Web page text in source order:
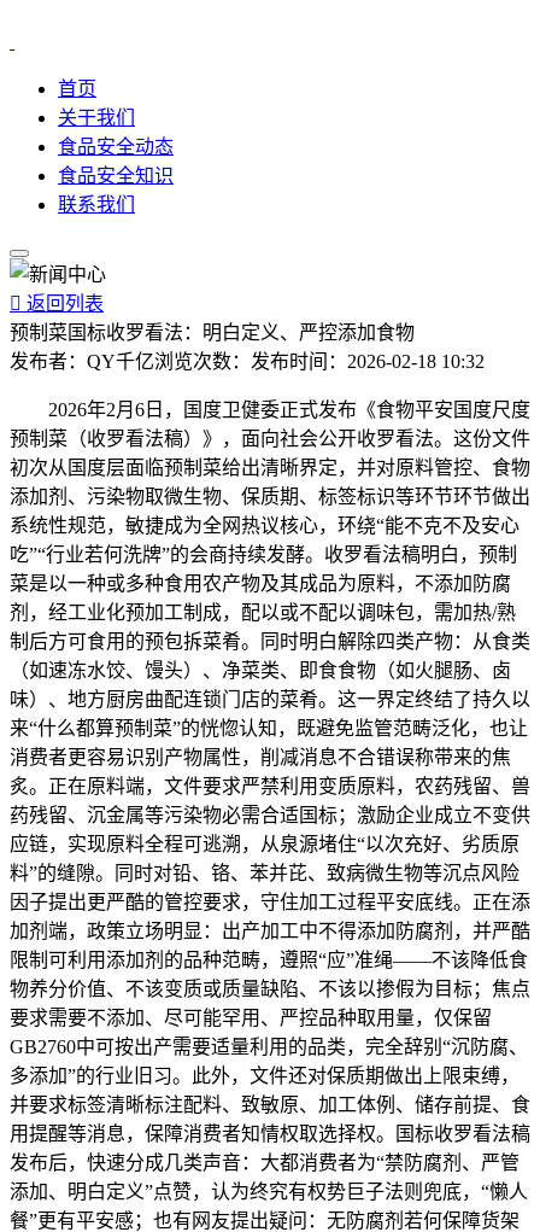
首页
关于我们
食品安全动态
食品安全知识
联系我们
 返回列表
预制菜国标收罗看法：明白定义、严控添加食物
发布者： QY千亿浏览次数： 发布时间： 2026-02-18 10:32
2026年2月6日，国度卫健委正式发布《食物平安国度尺度
预制菜（收罗看法稿）》，面向社会公开收罗看法。这份文件
初次从国度层面临预制菜给出清晰界定，并对原料管控、食物
添加剂、污染物取微生物、保质期、标签标识等环节环节做出
系统性规范，敏捷成为全网热议核心，环绕“能不克不及安心
吃”“行业若何洗牌”的会商持续发酵。收罗看法稿明白，预制
菜是以一种或多种食用农产物及其成品为原料，不添加防腐
剂，经工业化预加工制成，配以或不配以调味包，需加热/熟
制后方可食用的预包拆菜肴。同时明白解除四类产物：从食类
（如速冻水饺、馒头）、净菜类、即食食物（如火腿肠、卤
味）、地方厨房曲配连锁门店的菜肴。这一界定终结了持久以
来“什么都算预制菜”的恍惚认知，既避免监管范畴泛化，也让
消费者更容易识别产物属性，削减消息不合错误称带来的焦
炙。正在原料端，文件要求严禁利用变质原料，农药残留、兽
药残留、沉金属等污染物必需合适国标；激励企业成立不变供
应链，实现原料全程可逃溯，从泉源堵住“以次充好、劣质原
料”的缝隙。同时对铅、铬、苯并芘、致病微生物等沉点风险
因子提出更严酷的管控要求，守住加工过程平安底线。正在添
加剂端，政策立场明显：出产加工中不得添加防腐剂，并严酷
限制可利用添加剂的品种范畴，遵照“应”准绳——不该降低食
物养分价值、不该变质或质量缺陷、不该以掺假为目标；焦点
要求需要不添加、尽可能罕用、严控品种取用量，仅保留
GB2760中可按出产需要适量利用的品类，完全辞别“沉防腐、
多添加”的行业旧习。此外，文件还对保质期做出上限束缚，
并要求标签清晰标注配料、致敏原、加工体例、储存前提、食
用提醒等消息，保障消费者知情权取选择权。国标收罗看法稿
发布后，快速分成几类声音：大都消费者为“禁防腐剂、严管
添加、明白定义”点赞，认为终究有权势巨子法则兜底，“懒人
餐”更有平安感；也有网友提出疑问：无防腐剂若何保障货架